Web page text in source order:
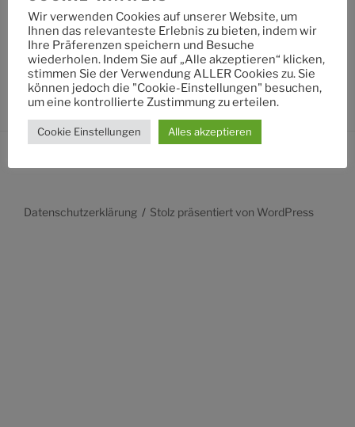
Suche
nach:
Datenschutzerklärung Stolz präsentiert von WordPress
Wir verwenden Cookies auf unserer Website, um
Ihnen das relevanteste Erlebnis zu bieten, indem wir
Ihre Präferenzen speichern und Besuche
wiederholen. Indem Sie auf „Alle akzeptieren“ klicken,
stimmen Sie der Verwendung ALLER Cookies zu. Sie
können jedoch die "Cookie-Einstellungen" besuchen,
um eine kontrollierte Zustimmung zu erteilen.
Cookie Einstellungen Alles akzeptieren